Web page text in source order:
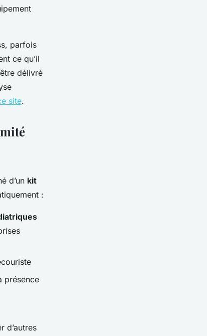
parfois
ce qu’il
délivré
site.
d’un kit
:
présence
d’autres